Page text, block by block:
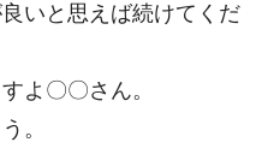
いと思えば続けてくだ
よ〇〇さん。
。